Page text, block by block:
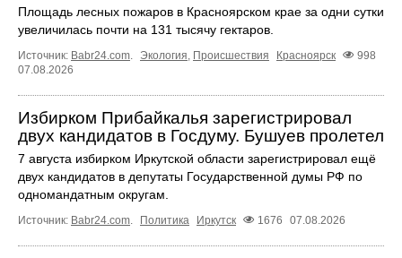
Площадь лесных пожаров в Красноярском крае за одни сутки
увеличилась почти на 131 тысячу гектаров.
Источник: Babr24.com. Экология, Происшествия Красноярск
998
07.08.2026
Избирком Прибайкалья зарегистрировал
двух кандидатов в Госдуму. Бушуев пролетел
7 августа избирком Иркутской области зарегистрировал ещё
двух кандидатов в депутаты Государственной думы РФ по
одномандатным округам.
Источник: Babr24.com. Политика Иркутск 1676 07.08.2026